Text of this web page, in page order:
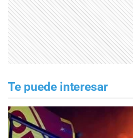
Te puede interesar